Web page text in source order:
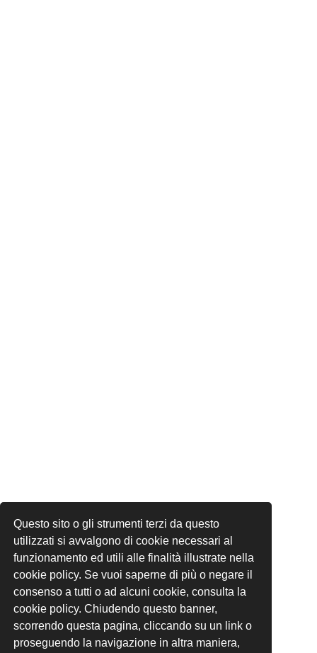
Questo sito o gli strumenti terzi da questo
utilizzati si avvalgono di cookie necessari al
funzionamento ed utili alle finalità illustrate nella
cookie policy. Se vuoi saperne di più o negare il
consenso a tutti o ad alcuni cookie, consulta la
cookie policy. Chiudendo questo banner,
scorrendo questa pagina, cliccando su un link o
proseguendo la navigazione in altra maniera,